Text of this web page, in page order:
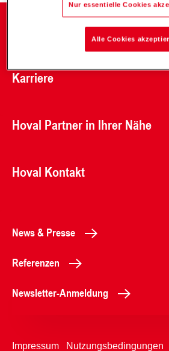
Karriere
Hoval Partner in Ihrer Nähe
Hoval Kontakt
News & Presse
Referenzen
Newsletter-Anmeldung
Impressum Nutzungsbedingungen
Nur essentielle Cookies
Alle Cookies